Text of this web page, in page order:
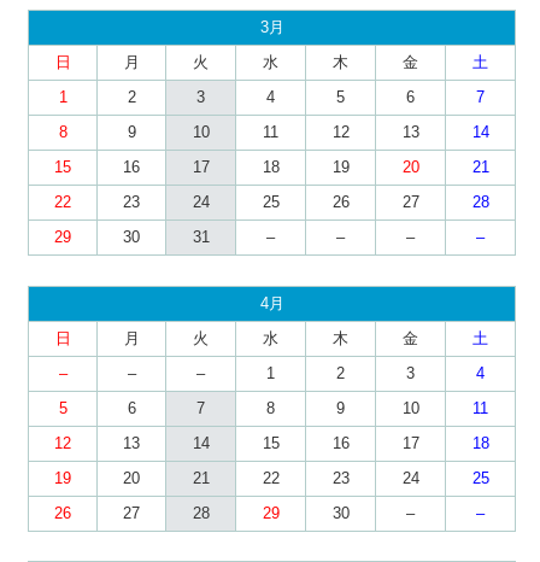
3月
日
月 火 水 木 金
土
1
2 3 4 5 6
7
8
9 10 11 12 13
14
15
16 17 18 19 20
21
22
23 24 25 26 27
28
29
30 31 – – – –
4月
日
月 火 水 木 金
土
–
– – 1 2 3
4
5
6 7 8 9 10
11
12
13 14 15 16 17
18
19
20 21 22 23 24
25
26
27 28 29 30 – –